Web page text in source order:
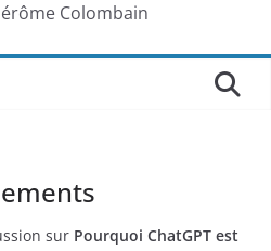
Colombain
sur Pourquoi ChatGPT est